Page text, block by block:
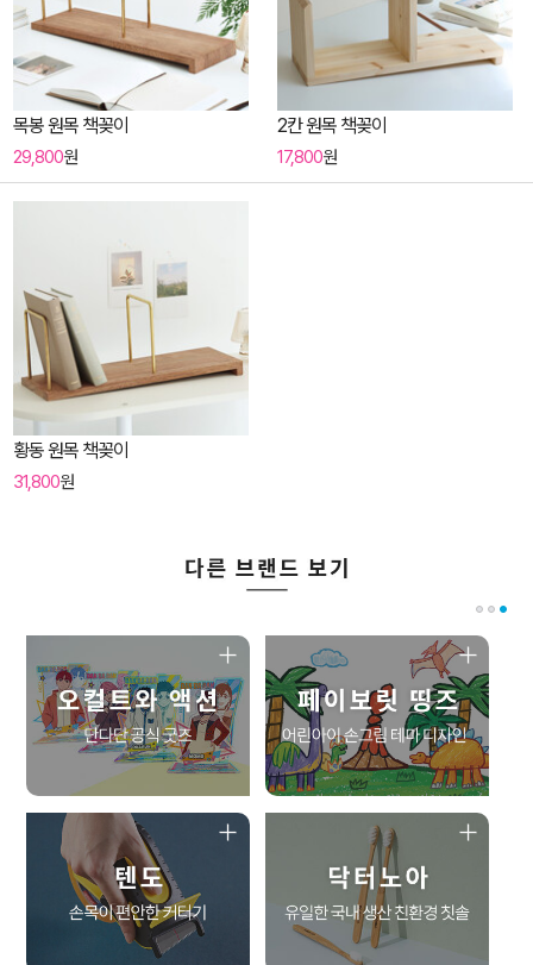
목봉 원목 책꽂이
29,800원
2칸 원목 책꽂이
17,800원
황동 원목 책꽂이
31,800원